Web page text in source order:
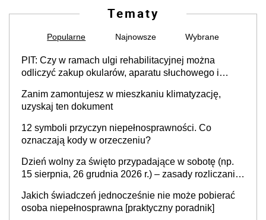
Tematy
Popularne Najnowsze Wybrane
PIT: Czy w ramach ulgi rehabilitacyjnej można
odliczyć zakup okularów, aparatu słuchowego i
Zanim zamontujesz w mieszkaniu klimatyzację,
uzyskaj ten dokument
12 symboli przyczyn niepełnosprawności. Co
oznaczają kody w orzeczeniu?
Dzień wolny za święto przypadające w sobotę (np.
15 sierpnia, 26 grudnia 2026 r.) – zasady rozliczania
i administracja publiczna), najczęstsze pytania
Jakich świadczeń jednocześnie nie może pobierać
osoba niepełnosprawna [praktyczny poradnik]